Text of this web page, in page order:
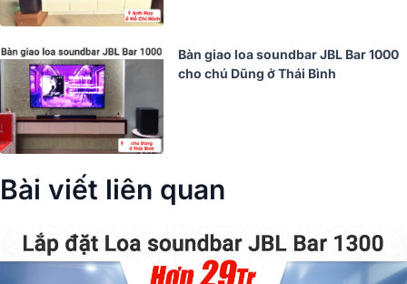
Bàn giao loa soundbar JBL Bar 1000
cho chú Dũng ở Thái Bình
Bài viết liên quan